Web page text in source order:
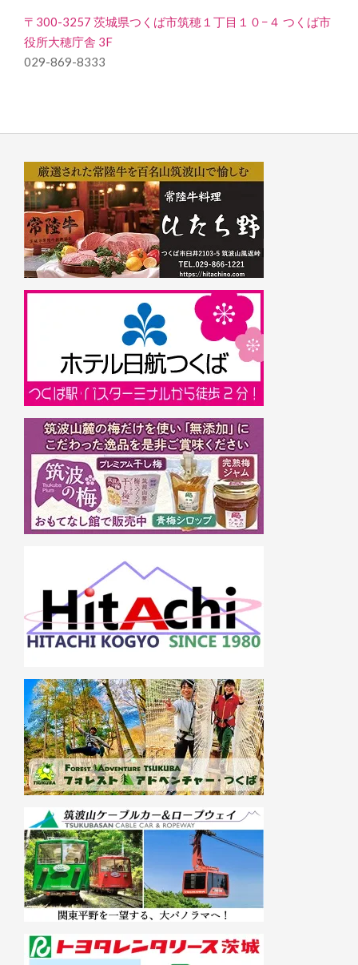
〒300-3257 茨城県つくば市筑穂１丁目１０−４ つくば市
役所大穂庁舎 3F
029-869-8333